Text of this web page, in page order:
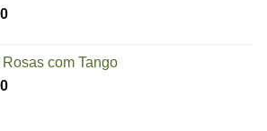
com Tango